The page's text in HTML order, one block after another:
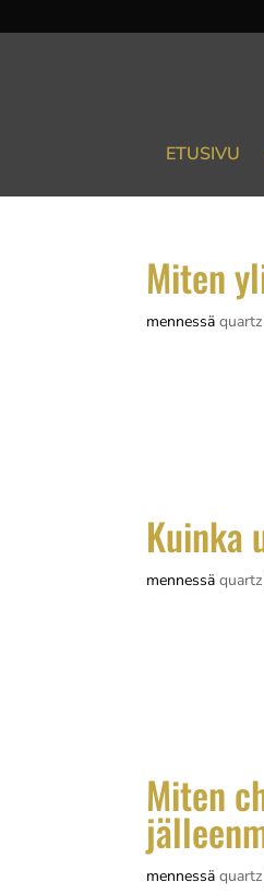
ETUSIVU
Miten
mennessäquartz
Kuinka
mennessäquartz
Miten
mennessäquartz